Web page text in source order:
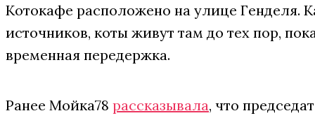
Котокафе расположено на улице Генделя.
источников, коты живут там до тех пор,
временная передержка.
Ранее Мойка78 рассказывала, что